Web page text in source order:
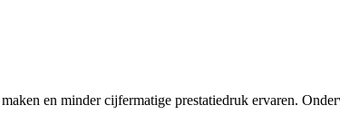
en minder cijfermatige prestatiedruk ervaren.